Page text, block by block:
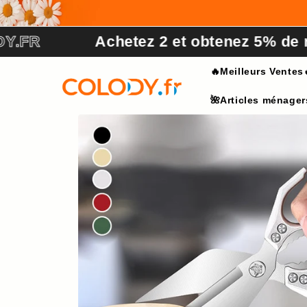
et
passer
au
contenu
Achetez 2 et obtenez 5% de
🔥Meilleurs
🌺Articles
Passer aux
informations
produits